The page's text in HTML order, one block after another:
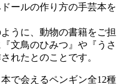
ールの作り方の手芸本を
うに、動物の書籍をご担
文鳥のひみつ』や『うさ
れたとのことです。
で会えるペンギン全12種